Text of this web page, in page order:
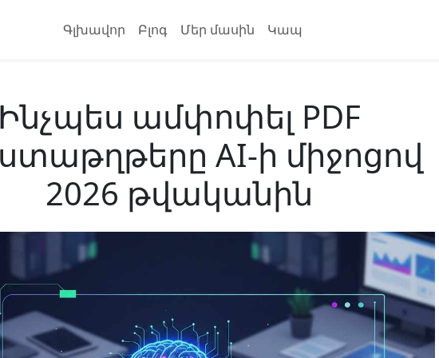
Գլխավոր Բլոգ Մեր մասին Կապ
ամփոփել PDF
AI-ի միջոցով
2026 թվականին